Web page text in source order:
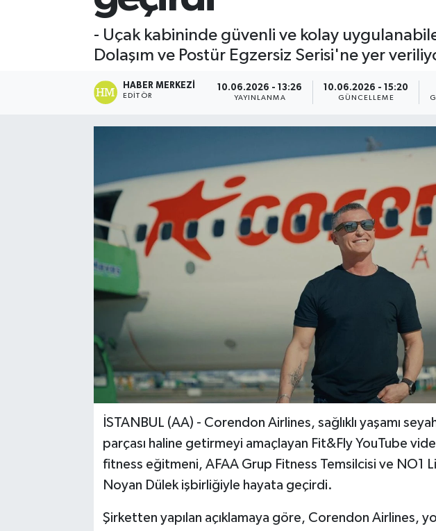
- Uçak kabininde güvenli ve kolay
Dolaşım ve Postür Egzersiz Serisi'ne yer
HABER MERKEZI
EDITÖR
10.06.2026 - 13:26
YAYINLANMA
10.06.2026 - 15:20
GÜNCELLEME
İSTANBUL (AA) - Corendon Airlines, sağlıklı yaşamı
parçası haline getirmeyi amaçlayan Fit&Fly YouTube
fitness eğitmeni, AFAA Grup Fitness Temsilcisi ve NO1
Noyan Dülek işbirliğiyle hayata geçirdi.
Şirketten yapılan açıklamaya göre, Corendon Airlines,